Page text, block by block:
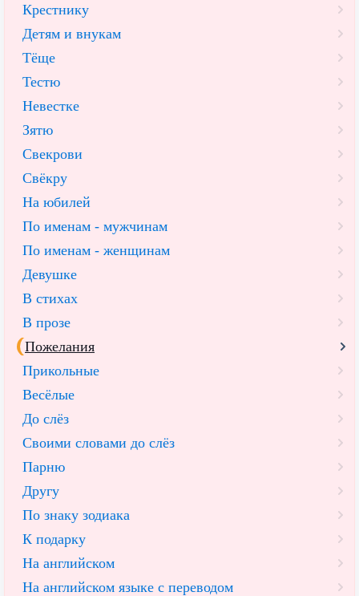
Крестнику
Детям и внукам
Тёще
Тестю
Невестке
Зятю
Свекрови
Свёкру
На юбилей
По именам - мужчинам
По именам - женщинам
Девушке
В стихах
В прозе
Пожелания
Прикольные
Весёлые
До слёз
Своими словами до слёз
Парню
Другу
По знаку зодиака
К подарку
На английском
На английском языке с переводом